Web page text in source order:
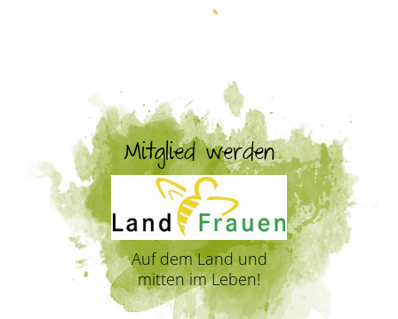
Mitglied werden
Auf dem Land und
mitten im Leben!